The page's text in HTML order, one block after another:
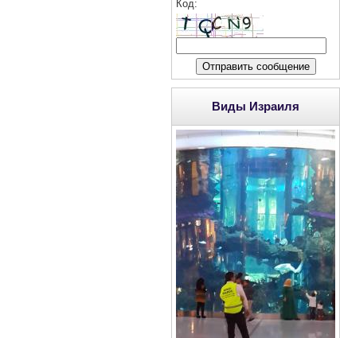
Код:
Виды Израиля